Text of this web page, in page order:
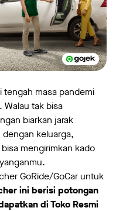
tengah masa pandemi
tak bisa
biarkan jarak
keluarga,
mengirimkan kado
GoRide/GoCar untuk
ini berisi potongan
di Toko Resmi